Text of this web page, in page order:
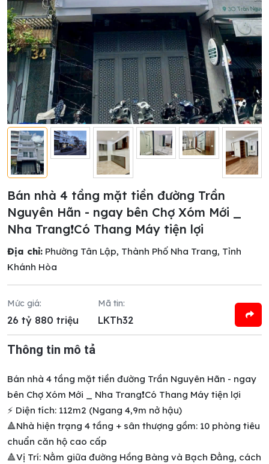
Bán nhà 4 tầng mặt tiền đường Trần
Nguyên Hãn - ngay bên Chợ Xóm Mới _
Nha Trang❗️Có Thang Máy tiện lợi
Địa chỉ: Phường Tân Lập, Thành Phố Nha Trang, Tỉnh
Khánh Hòa
Mức giá:
26 tỷ 880 triệu
Mã tin:
LKTh32
Thông tin mô tả
Bán nhà 4 tầng mặt tiền đường Trần Nguyên Hãn - ngay
bên Chợ Xóm Mới _ Nha Trang❗️Có Thang Máy tiện lợi
⚡️ Diện tích: 112m2 (Ngang 4,9m nở hậu)
🔺Nhà hiện trạng 4 tầng + sân thượng gồm: 10 phòng tiêu
chuẩn căn hộ cao cấp
🔺Vị Trí: Nằm giữa đường Hồng Bàng và Bạch Đằng, cách